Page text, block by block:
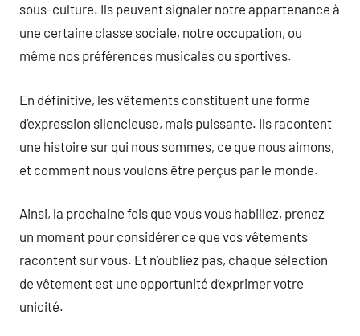
sous-culture. Ils peuvent signaler notre appartenance à
une certaine classe sociale, notre occupation, ou
même nos préférences musicales ou sportives.
En définitive, les vêtements constituent une forme
d’expression silencieuse, mais puissante. Ils racontent
une histoire sur qui nous sommes, ce que nous aimons,
et comment nous voulons être perçus par le monde.
Ainsi, la prochaine fois que vous vous habillez, prenez
un moment pour considérer ce que vos vêtements
racontent sur vous. Et n’oubliez pas, chaque sélection
de vêtement est une opportunité d’exprimer votre
unicité.